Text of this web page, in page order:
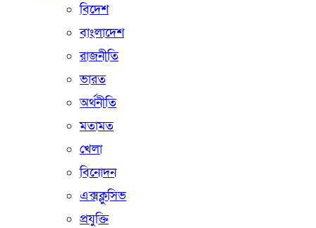
বিদেশ
বাংলাদেশ
রাজনীতি
ভারত
অর্থনীতি
মতামত
খেলা
বিনোদন
এক্সক্লুসিভ
প্রযুক্তি